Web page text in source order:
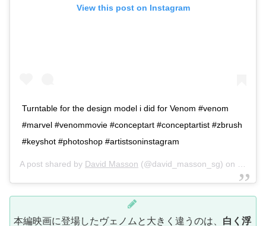
View this post on Instagram
Turntable for the design model i did for Venom #venom
#marvel #venommovie #conceptart #conceptartist #zbrush
#keyshot #photoshop #artistsoninstagram
A post shared by David Masson (@david_masson_sg) on
本編映画に登場したヴェノムと大きく違うのは、 白く浮